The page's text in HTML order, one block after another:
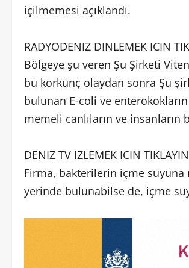
içilmemesi açıklandı.
RADYODENIZ DINLEMEK ICIN
Bölgeye şu veren Şu Şirketi
bu korkunç olaydan sonra Şu
bulunan E-coli ve
memeli canlıların ve insanların
DENIZ TV IZLEMEK ICIN
Firma, bakterilerin içme suyuna
yerinde bulunabilse de, içme